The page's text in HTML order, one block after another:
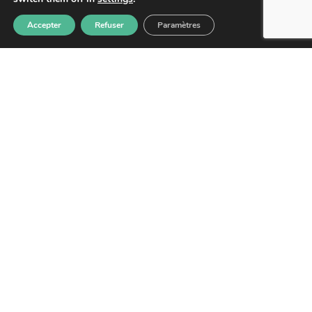
NOUS CONTACTER
Accepter Refuser Paramètres